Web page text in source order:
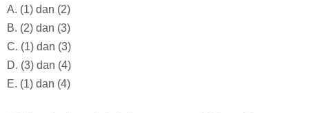
A. (1) dan (2)
B. (2) dan (3)
C. (1) dan (3)
D. (3) dan (4)
E. (1) dan (4)